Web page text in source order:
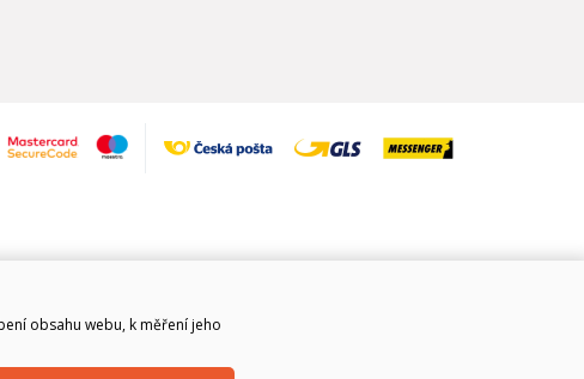
obsahu webu, k měření jeho